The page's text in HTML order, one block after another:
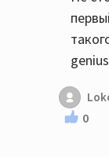
genius
0